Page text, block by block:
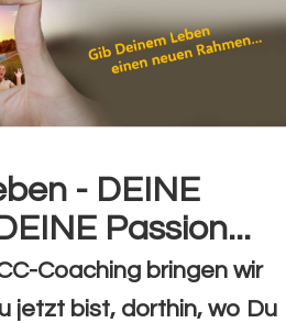
- DEINE
Passion...
Coaching bringen wir
jetzt bist, dorthin, wo Du